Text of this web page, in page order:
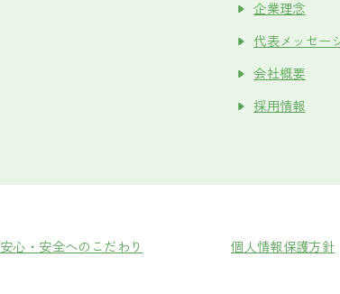
企業理念
代表メッセー
会社概要
採用情報
安心・安全へのこだわり 個人情報保護方針